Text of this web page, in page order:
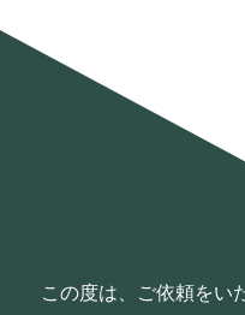
この度は、ご依頼をい